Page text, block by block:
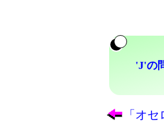
'J'の
「オ